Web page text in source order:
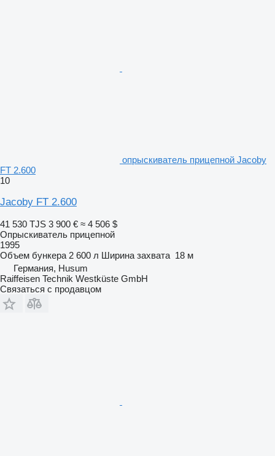
опрыскиватель прицепной Jacoby
FT 2.600
10
Jacoby FT 2.600
41 530 TJS 3 900 € ≈ 4 506 $
Опрыскиватель прицепной
1995
Объем бункера 2 600 л Ширина захвата 18 м
Германия, Husum
Raiffeisen Technik Westküste GmbH
Связаться с продавцом